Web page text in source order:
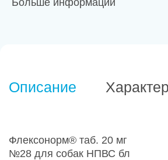
Описание
Флексонорм® таб. 20 мг
№28 для собак НПВС бл